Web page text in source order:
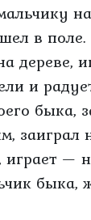
в поле.
дереве,
и
быка,
заиграл
играет —
быка,